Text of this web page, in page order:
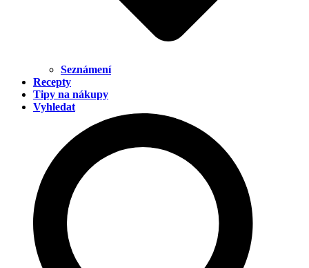
Seznámení
Recepty
Tipy na nákupy
Vyhledat